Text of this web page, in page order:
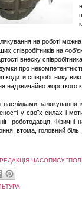
на роботі можна
співробітників на
внеску
про некомпетентність
співробітнику
надзвичайно жорсткого
залякування
у своїх силах і
роботодавця. Фізичні
втома, головний
РЕДАКЦІЯ ЧАСОПИСУ